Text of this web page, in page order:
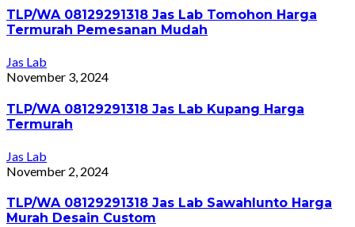
TLP/WA 08129291318 Jas Lab Tomohon Harga
Termurah Pemesanan Mudah
Jas Lab
November 3, 2024
TLP/WA 08129291318 Jas Lab Kupang Harga
Termurah
Jas Lab
November 2, 2024
TLP/WA 08129291318 Jas Lab Sawahlunto Harga
Murah Desain Custom